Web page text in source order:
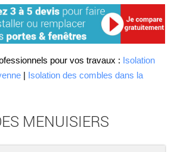
pour vos travaux : Isolation
| Isolation des combles dans la
MENUISIERS